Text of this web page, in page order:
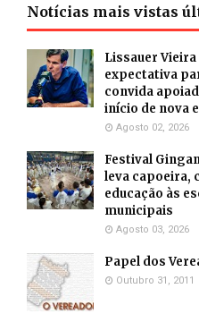
Notícias mais vistas
Lissauer
expectativa
convida
início de nova
Agosto 02, 2026
Festival
leva capoeira,
educação às
municipais
Agosto 03, 2026
Papel dos
Outubro 31, 2011